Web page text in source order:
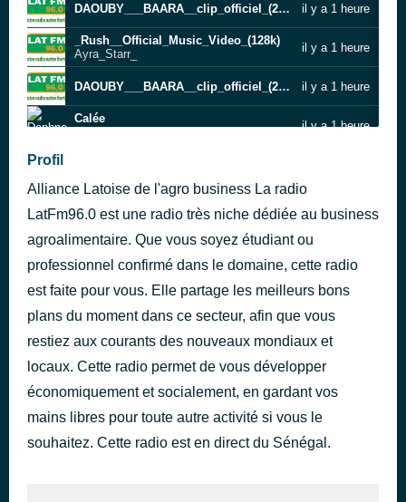
DAOUBY___BAARA__clip_officiel_(2023)(128k) il y a 1 heure
_Rush__Official_Music_Video_(128k)
Ayra_Starr_
il y a 1 heure
DAOUBY___BAARA__clip_officiel_(2023)(128k) il y a 1 heure
Calée
il y a 1 heure
Calée
Daphne
DAOUBY___BAARA__clip_officiel_(2023)(128k) il y a 20 heures
Profil
Alliance Latoise de l'agro business La radio
LatFm96.0 est une radio très niche dédiée au business
agroalimentaire. Que vous soyez étudiant ou
professionnel confirmé dans le domaine, cette radio
est faite pour vous. Elle partage les meilleurs bons
plans du moment dans ce secteur, afin que vous
restiez aux courants des nouveaux mondiaux et
locaux. Cette radio permet de vous développer
économiquement et socialement, en gardant vos
mains libres pour toute autre activité si vous le
souhaitez. Cette radio est en direct du Sénégal.